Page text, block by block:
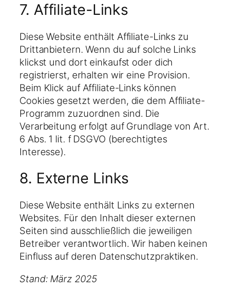
7. Affiliate-Links
Diese Website enthält Affiliate-Links zu
Drittanbietern. Wenn du auf solche Links
klickst und dort einkaufst oder dich
registrierst, erhalten wir eine Provision.
Beim Klick auf Affiliate-Links können
Cookies gesetzt werden, die dem Affiliate-
Programm zuzuordnen sind. Die
Verarbeitung erfolgt auf Grundlage von Art.
6 Abs. 1 lit. f DSGVO (berechtigtes
Interesse).
8. Externe Links
Diese Website enthält Links zu externen
Websites. Für den Inhalt dieser externen
Seiten sind ausschließlich die jeweiligen
Betreiber verantwortlich. Wir haben keinen
Einfluss auf deren Datenschutzpraktiken.
Stand: März 2025